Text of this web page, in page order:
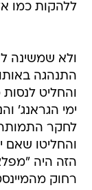
ללהקות כמו
ולא שמשינה
התנהגה
והחליט
ימי הגראנג'
לחקר
והחליטו שאם
הזה היה
רחוק